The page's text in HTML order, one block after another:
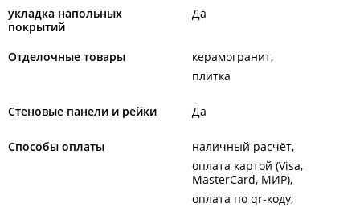
укладка напольных
покрытий
Да
Отделочные товары
керамогранит
плитка
Стеновые панели и рейки Да
Способы оплаты
наличный расчёт
оплата картой (Visa,
MasterCard, МИР)
оплата по qr-коду